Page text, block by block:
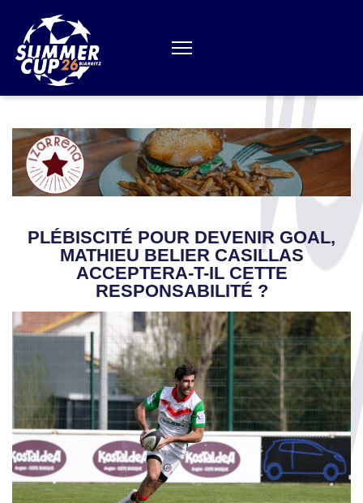
contenu
(Pressez
PLÉBISCITÉ POUR DEVENIR GOAL,
MATHIEU BELIER CASILLAS
ACCEPTERA-T-IL CETTE
RESPONSABILITÉ ?